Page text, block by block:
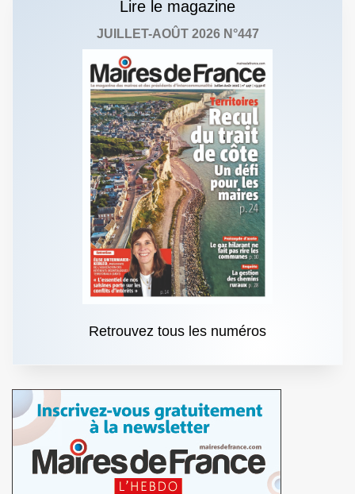
Lire le magazine
JUILLET-AOÛT 2026 N°447
Retrouvez tous les numéros